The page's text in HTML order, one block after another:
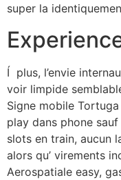
super la
Í plus, l’envie
voir limpide
Signe mobile
play dans phone
slots en train, aucun
alors qu’ virements
Aerospatiale easy,